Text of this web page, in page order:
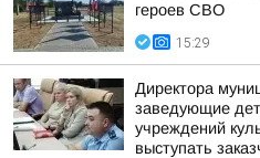
героев СВО
15:29
Директора
заведующие
учреждений
выступать